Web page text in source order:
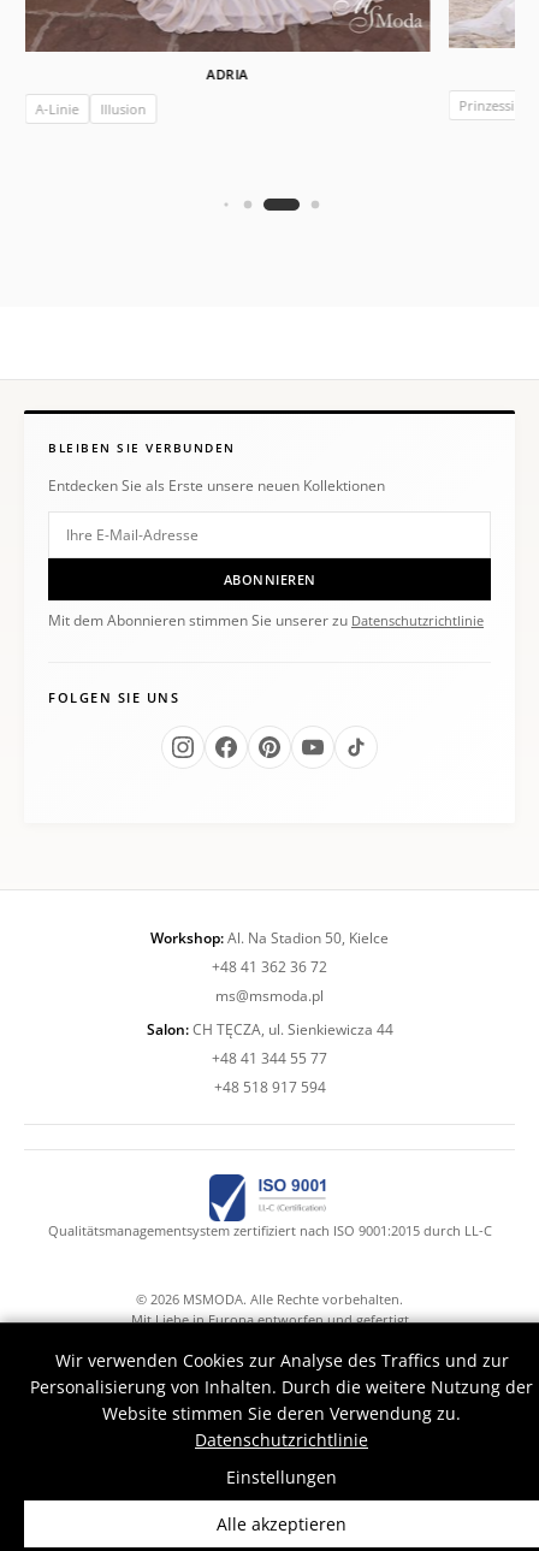
ADRIA
A-Linie
Illusion Prinzessin
BLEIBEN SIE VERBUNDEN
Entdecken Sie als Erste unsere neuen Kollektionen
ABONNIEREN
Mit dem Abonnieren stimmen Sie unserer zu Datenschutzrichtlinie
FOLGEN SIE UNS
Workshop:Al. Na Stadion 50, Kielce
+48 41 362 36 72
ms@msmoda.pl
Salon:CH TĘCZA, ul. Sienkiewicza 44
+48 41 344 55 77
+48 518 917 594
Qualitätsmanagementsystem zertifiziert nach ISO 9001:2015 durch LL-C
© 2026 MSMODA. Alle Rechte vorbehalten.
Mit Liebe in Europa entworfen und gefertigt
Wir verwenden Cookies zur Analyse des Traffics und zur
Personalisierung von Inhalten. Durch die weitere Nutzung der
Website stimmen Sie deren Verwendung zu.
Datenschutzrichtlinie
Einstellungen
Alle akzeptieren